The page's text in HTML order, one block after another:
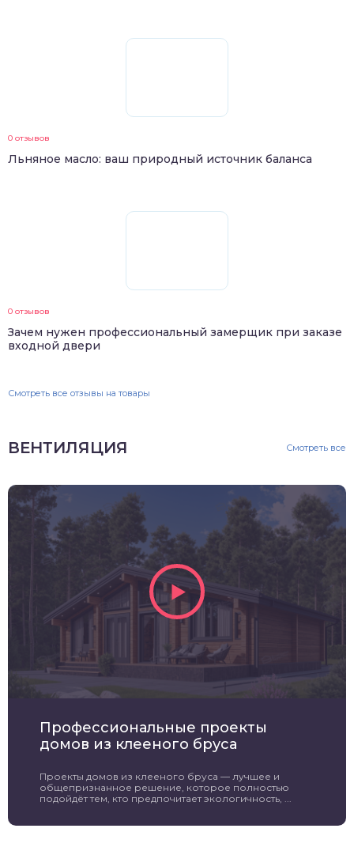
0 отзывов
Льняное масло: ваш природный источник баланса
0 отзывов
Зачем нужен профессиональный замерщик при заказе
входной двери
Смотреть все отзывы на товары
ВЕНТИЛЯЦИЯ Смотреть все
Профессиональные проекты
домов из клееного бруса
Проекты домов из клееного бруса — лучшее и
общепризнанное решение, которое полностью
подойдёт тем, кто предпочитает экологичность, ...